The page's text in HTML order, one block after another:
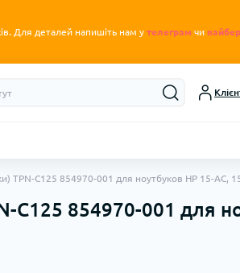
. Для деталей напишіть нам у телеграм чи вайбер
TPN-C125 854970-001 для ноутбуков HP 15-AC,
854970-001 для